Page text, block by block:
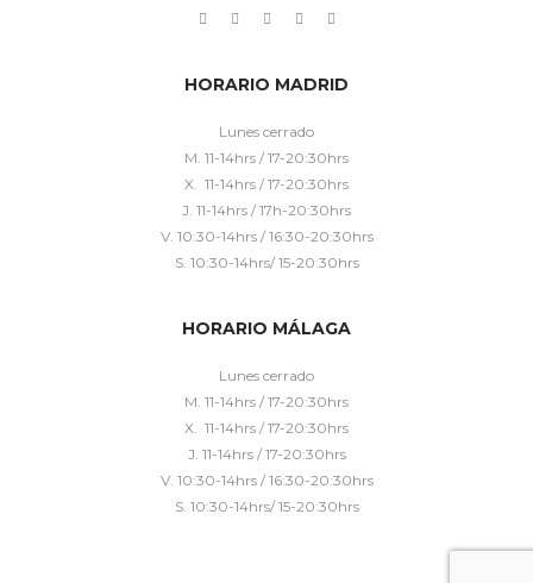
HORARIO MADRID
Lunes cerrado
M. 11-14hrs / 17-20:30hrs
X. 11-14hrs / 17-20:30hrs
J. 11-14hrs / 17h-20:30hrs
V. 10:30-14hrs / 16:30-20:30hrs
S. 10:30-14hrs/ 15-20:30hrs
HORARIO MÁLAGA
Lunes cerrado
M. 11-14hrs / 17-20:30hrs
X. 11-14hrs / 17-20:30hrs
J. 11-14hrs / 17-20:30hrs
V. 10:30-14hrs / 16:30-20:30hrs
S. 10:30-14hrs/ 15-20:30hrs